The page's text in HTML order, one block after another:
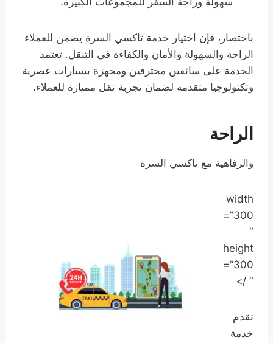
باختصار، فإن اختيار خدمة تاكسي السرة يضمن للعملاء
الراحة والسهولة والأمان والكفاءة في التنقل. تعتمد
الخدمة على سائقين محترفين ومجهزة بسيارات عصرية
وتكنولوجيا متقدمة لضمان تجربة نقل ممتازة للعملاء.
الراحة
والرفاهية مع تاكسي السرة
width
=”300
″
height
=”300
″ />
تقدم
خدمة